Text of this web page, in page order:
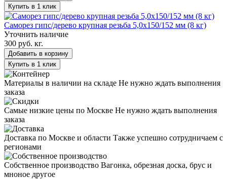
Купить в 1 клик
Саморез гипс/дерево крупная резьба 5,0х150/152 мм (8 кг)
Уточнить наличие
300 руб. кг.
Добавить в корзину
Купить в 1 клик
Материалы в наличии на складе Не нужно ждать выполнения
заказа
Самые низкие цены по Москве Не нужно ждать выполнения
заказа
Доставка по Москве и области Также успешно сотрудничаем с
регионами
Собственное производство Вагонка, обрезная доска, брус и
мноное другое